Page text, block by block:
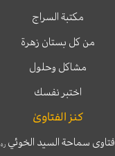
مكتبة السراج
من كل بستان زهرة
مشاكل وحلول
اختبر نفسك
كنز الفتاوىٰ
فتاوى سماحة السيد الخوئيره